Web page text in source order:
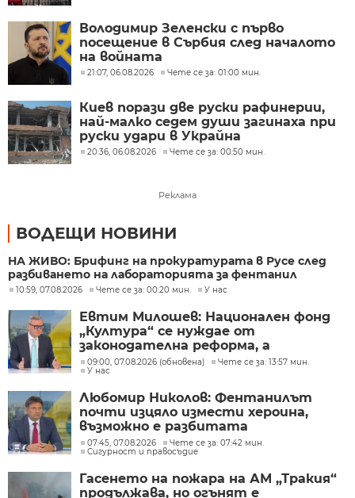
Володимир Зеленски с първо
посещение в Сърбия след началото
на войната
21:07, 06.08.2026 Чете се за: 01:00 мин.
Киев порази две руски рафинерии,
най-малко седем души загинаха при
руски удари в Украйна
20:36, 06.08.2026 Чете се за: 00:50 мин.
Реклама
ВОДЕЩИ НОВИНИ
НА ЖИВО: Брифинг на прокуратурата в Русе след
разбиването на лабораторията за фентанил
10:59, 07.08.2026 Чете се за: 00:20 мин. У нас
Евтим Милошев: Национален фонд
„Култура“ се нуждае от
законодателна реформа, а
процесите в министерството ще
бъдат максимално прозрачни
09:00, 07.08.2026 (обновена)
Чете се за: 13:57 мин.
У нас
Любомир Николов: Фентанилът
почти изцяло измести хероина,
възможно е разбитата
лаборатория да е единствената у
нас
07:45, 07.08.2026
Чете се за: 07:42 мин.
Сигурност и правосъдие
Гасенето на пожара на АМ „Тракия“
продължава, но огънят е